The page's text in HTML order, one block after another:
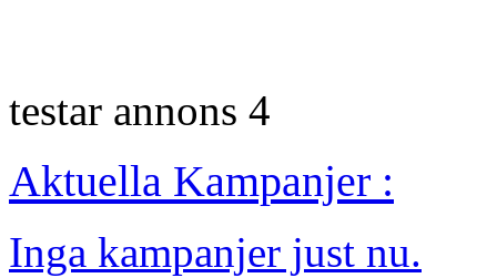
testar annons 4
Aktuella Kampanjer :
Inga kampanjer just nu.